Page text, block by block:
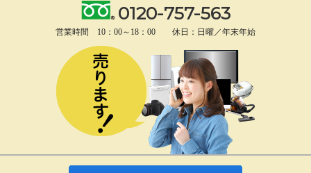
0120-757-563
営業時間 10：00～18：00 休日：日曜／年末年始